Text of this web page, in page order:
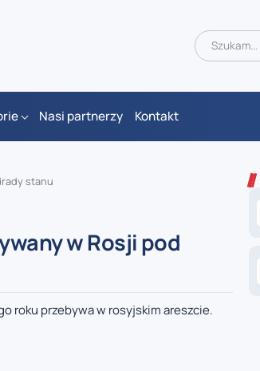
Nasi partnerzy Kontakt
stanu
w Rosji pod
roku przebywa w rosyjskim areszcie.